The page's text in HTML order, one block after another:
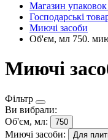
Магазин упаковок
Господарські
Миючі засоби
Об'єм, мл 750.
Миючі
Фільтр
Ви вибрали:
Об'єм, мл:
750
Миючі засоби:
Для